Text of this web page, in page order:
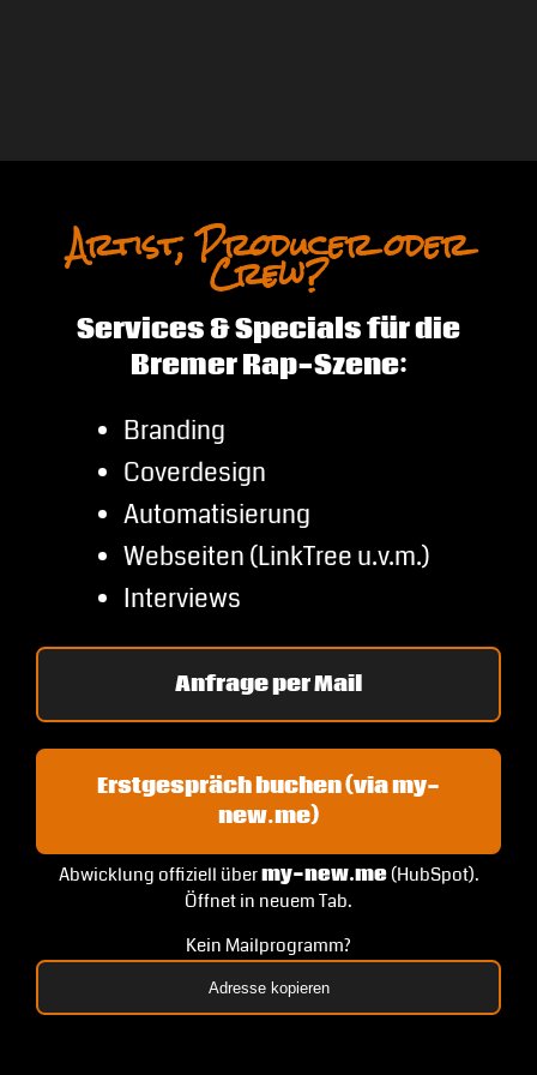
Artist, Producer oder
Crew?
Services & Specials für die
Bremer Rap-Szene:
Branding
Coverdesign
Automatisierung
Webseiten (LinkTree u.v.m.)
Interviews
Anfrage per Mail
Erstgespräch buchen (via my-
new.me)
Abwicklung offiziell übermy-new.me(HubSpot).
Öffnet in neuem Tab.
Kein Mailprogramm?
Adresse kopieren